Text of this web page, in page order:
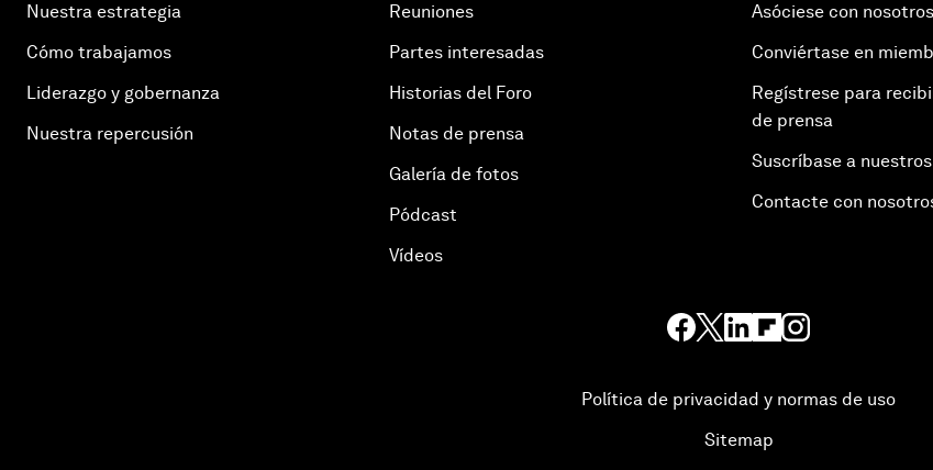
Nuestra estrategia
Cómo trabajamos
Liderazgo y gobernanza
Nuestra repercusión
Reuniones
Partes interesadas
Historias del Foro
Notas de prensa
Galería de fotos
Pódcast
Vídeos
Asóciese con nosotros
Conviértase en
Regístrese para
de prensa
Suscríbase a
Contacte con
Política de privacidad y normas de uso
Sitemap